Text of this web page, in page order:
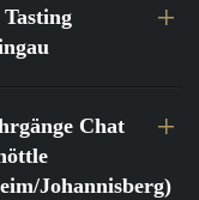
Chat
Johannisberg)